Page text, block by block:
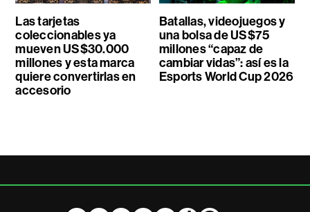
Las tarjetas
coleccionables ya
mueven US$30.000
millones y esta marca
quiere convertirlas en
accesorio
Batallas, videojuegos y
una bolsa de US$75
millones “capaz de
cambiar vidas”: así es la
Esports World Cup 2026